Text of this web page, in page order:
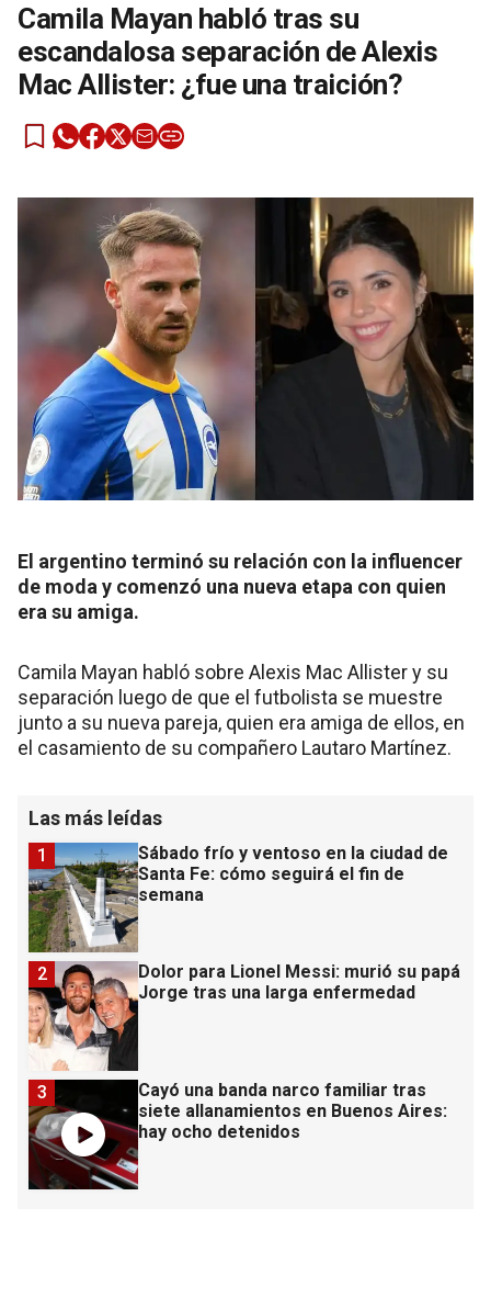
Camila Mayan habló tras su
escandalosa separación de Alexis
Mac Allister: ¿fue una traición?
El argentino terminó su relación con la influencer
de moda y comenzó una nueva etapa con quien
era su amiga.
Camila Mayan habló sobre Alexis Mac Allister y su
separación luego de que el futbolista se muestre
junto a su nueva pareja, quien era amiga de ellos, en
el casamiento de su compañero Lautaro Martínez.
Las más leídas
Sábado frío y ventoso en la ciudad de
Santa Fe: cómo seguirá el fin de
semana
1
Dolor para Lionel Messi: murió su papá
Jorge tras una larga enfermedad
2
Cayó una banda narco familiar tras
siete allanamientos en Buenos Aires:
hay ocho detenidos
3